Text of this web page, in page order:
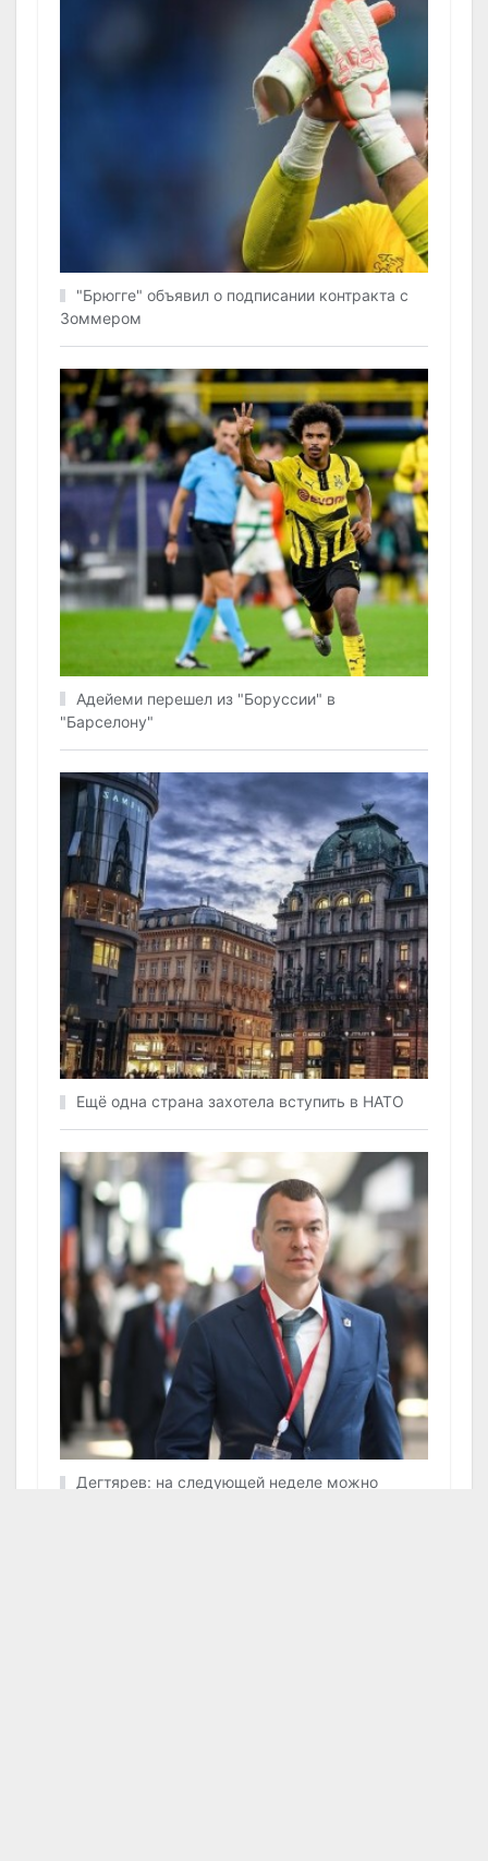
"Брюгге" объявил о подписании контракта с
Зоммером
Адейеми перешел из "Боруссии" в
"Барселону"
Ещё одна страна захотела вступить в НАТО
Дегтярев: на следующей неделе можно